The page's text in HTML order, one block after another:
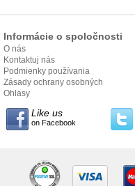
Informácie o spoločnosti
O nás
Kontaktuj nás
Podmienky používania
Zásady ochrany osobných
údajov
Ohlasy
Like us
on Facebook